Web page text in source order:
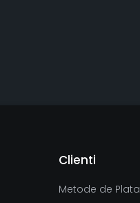
Clienti
Metode de Plata